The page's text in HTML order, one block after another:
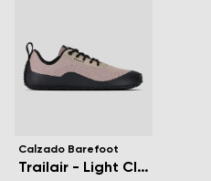
Calzado Barefoot
Trailair - Light Clay